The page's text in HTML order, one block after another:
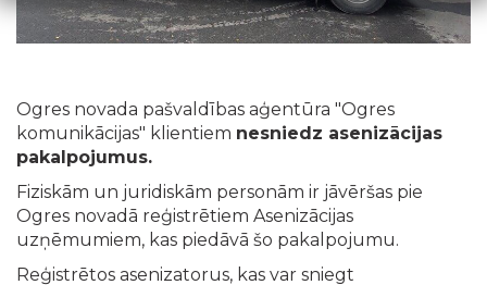
Ogres novada pašvaldības aģentūra "Ogres
komunikācijas" klientiem nesniedz asenizācijas
pakalpojumus.
Fiziskām un juridiskām personām ir jāvēršas pie
Ogres novadā reģistrētiem Asenizācijas
uzņēmumiem, kas piedāvā šo pakalpojumu.
Reģistrētos asenizatorus, kas var sniegt